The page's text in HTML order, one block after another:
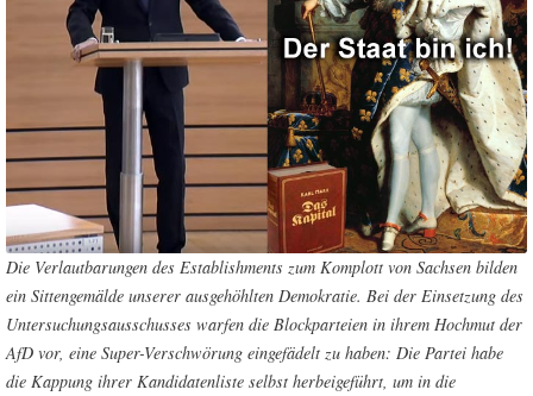
Die Verlautbarungen des Establishments zum Komplott von Sachsen bilden
ein Sittengemälde unserer ausgehöhlten Demokratie. Bei der Einsetzung des
Untersuchungsausschusses warfen die Blockparteien in ihrem Hochmut der
AfD vor, eine Super-Verschwörung eingefädelt zu haben: Die Partei habe
die Kappung ihrer Kandidatenliste selbst herbeigeführt, um in die